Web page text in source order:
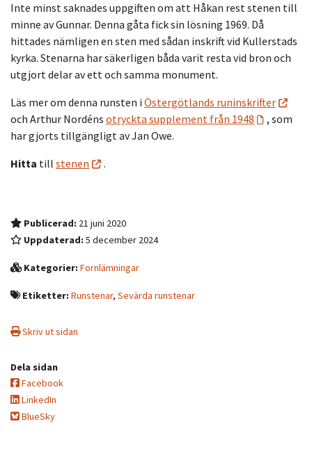
Inte minst saknades uppgiften om att Håkan rest stenen till
minne av Gunnar. Denna gåta fick sin lösning 1969. Då
hittades nämligen en sten med sådan inskrift vid Kullerstads
kyrka. Stenarna har säkerligen båda varit resta vid bron och
utgjort delar av ett och samma monument.
Läs mer om denna runsten i Östergötlands runinskrifter
och Arthur Nordéns otryckta supplement från 1948
, som
har gjorts tillgängligt av Jan Owe.
Hitta till stenen .
Publicerad: 21 juni 2020
Uppdaterad:5 december 2024
Kategorier:Fornlämningar
Etiketter:Runstenar, Sevärda runstenar
Skriv ut sidan
Dela sidan
Facebook
LinkedIn
BlueSky